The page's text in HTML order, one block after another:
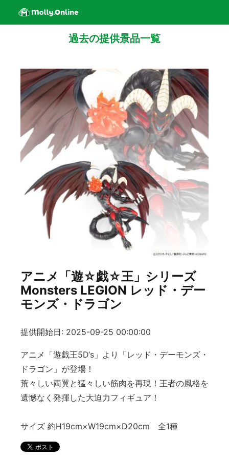
過去の提供景品一覧
アニメ「遊☆戯☆王」シリーズ
Monsters LEGION レッド・デー
モンズ・ドラゴン
提供開始日: 2025-09-25 00:00:00
アニメ「遊戯王5D‘s」より「レッド・デーモンズ・
ドラゴン」が登場！
荒々しい両翼と猛々しい筋肉を再現！王者の風格を
遺憾なく発揮した大迫力フィギュア！
サイズ 約H19cm×W19cm×D20cm 全1種